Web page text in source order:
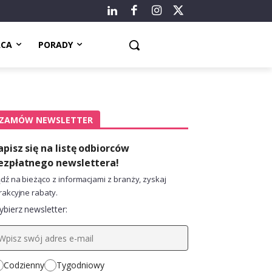
PORADY
NEWSLETTER
się na listę odbiorców
newslettera!
na bieżąco z informacjami z branży, zyskaj
rabaty.
newsletter:
Codzienny Tygodniowy